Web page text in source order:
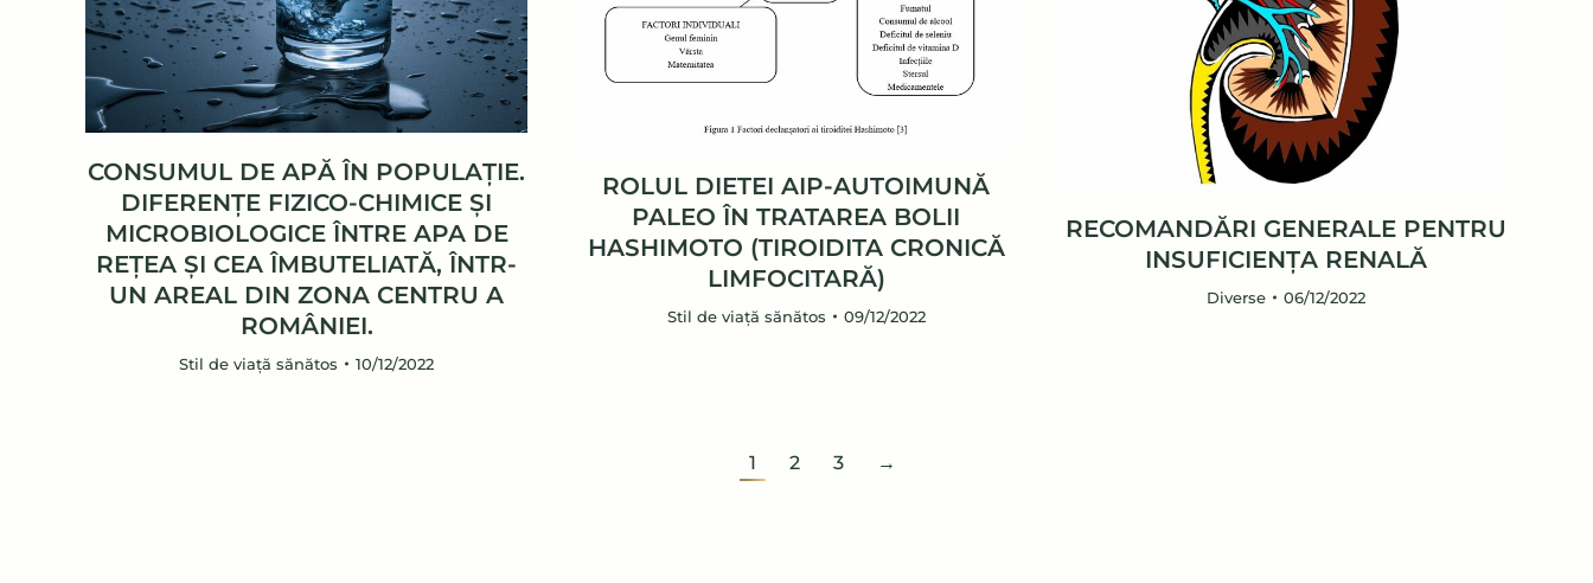
CONSUMUL DE APĂ ÎN POPULAȚIE.
DIFERENȚE FIZICO-CHIMICE ȘI
MICROBIOLOGICE ÎNTRE APA DE
REȚEA ȘI CEA ÎMBUTELIATĂ, ÎNTR-
UN AREAL DIN ZONA CENTRU A
ROMÂNIEI.
Stil de viață sănătos 10/12/2022
ROLUL DIETEI AIP-AUTOIMUNĂ
PALEO ÎN TRATAREA BOLII
HASHIMOTO (TIROIDITA CRONICĂ
LIMFOCITARĂ)
Stil de viață sănătos 09/12/2022
RECOMANDĂRI GENERALE PENTRU
INSUFICIENŢA RENALĂ
Diverse 06/12/2022
1 2 3 →